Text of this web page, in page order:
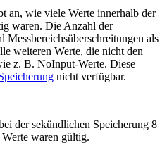
an, wie viele Werte innerhalb der
waren. Die Anzahl der
Messbereichsüberschreitungen als
weiteren Werte, die nicht den
z. B. NoInput-Werte. Diese
nicht verfügbar.
der sekündlichen Speicherung 8
waren gültig.